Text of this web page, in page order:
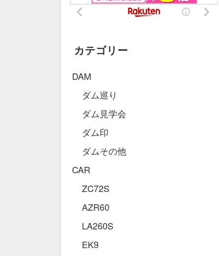
カテゴリー
DAM
ダム巡り
ダム見学会
ダム印
ダムその他
CAR
ZC72S
AZR60
LA260S
EK9